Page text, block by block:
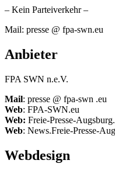
– Kein Parteiverkehr –
Mail: presse @ fpa-swn.eu
Anbieter
FPA SWN n.e.V.
Mail: presse @ fpa-swn .eu
Web: FPA-SWN.eu
Web: Freie-Presse-
Web: News.Freie-Presse-
Webdesign